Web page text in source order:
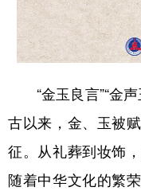
地方频道
北京 天
辽宁 吉
浙江 安
山东
“金玉良言”“金声
古以来，金、玉被
征。从礼葬到妆饰
随着中华文化的繁